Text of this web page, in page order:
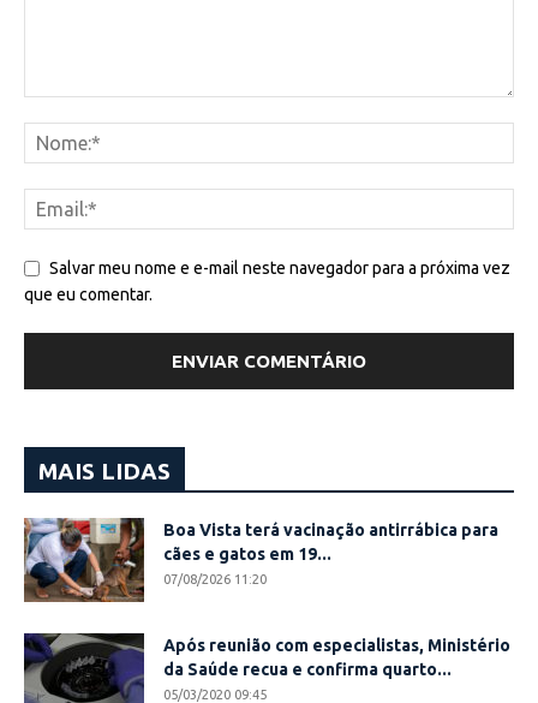
Salvar meu nome e e-mail neste navegador para a próxima vez
que eu comentar.
MAIS LIDAS
Boa Vista terá vacinação antirrábica para
cães e gatos em 19...
07/08/2026 11:20
Após reunião com especialistas, Ministério
da Saúde recua e confirma quarto...
05/03/2020 09:45